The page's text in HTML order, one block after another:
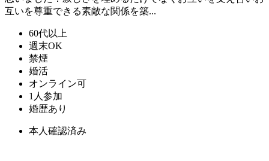
互いを尊重できる素敵な関係を築...
60代以上
週末OK
禁煙
婚活
オンライン可
1人参加
婚歴あり
本人確認済み